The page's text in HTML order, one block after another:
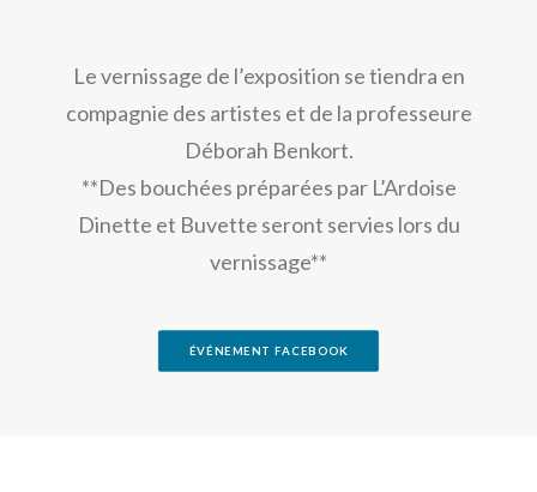
Le vernissage de l’exposition se tiendra en
compagnie des artistes et de la professeure
Déborah Benkort.
**Des bouchées préparées par L’Ardoise
Dinette et Buvette seront servies lors du
vernissage**
ÉVÉNEMENT FACEBOOK